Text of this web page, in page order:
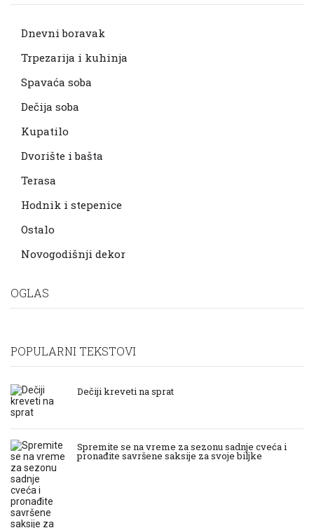
Dnevni boravak
Trpezarija i kuhinja
Spavaća soba
Dečija soba
Kupatilo
Dvorište i bašta
Terasa
Hodnik i stepenice
Ostalo
Novogodišnji dekor
OGLAS
POPULARNI TEKSTOVI
Dečiji kreveti na sprat
Spremite se na vreme za sezonu sadnje cveća i
pronađite savršene saksije za svoje biljke